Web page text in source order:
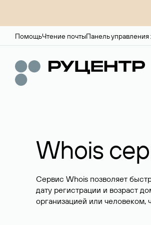
ПомощьЧтение почтыПанель управления
Whois
Сервис Whois позволяет
дату регистрации и возраст
организацией или человеком,